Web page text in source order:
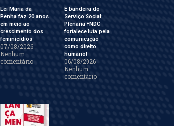
Lei Maria da
Penha faz 20 anos
em meio ao
crescimento dos
feminicídios
07/08/2026
Nenhum
comentário
É bandeira do
Serviço Social:
Plenária FNDC
fortalece luta pela
comunicação
como direito
humano!
06/08/2026
Nenhum
comentário